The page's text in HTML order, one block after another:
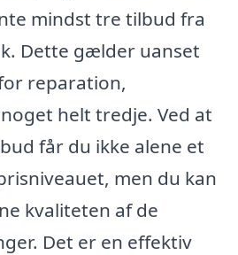
mindst tre tilbud fra
Dette gælder uanset
reparation,
helt tredje. Ved at
får du ikke alene et
men du kan
kvaliteten af de
Det er en effektiv